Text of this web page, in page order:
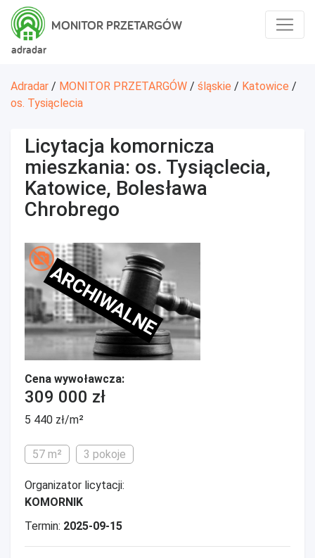
adradar
MONITOR PRZETARGÓW
Adradar / MONITOR PRZETARGÓW / śląskie / Katowice /
os. Tysiąclecia
Licytacja komornicza
mieszkania: os. Tysiąclecia,
Katowice, Bolesława
Chrobrego
ARCHIWALNE
Cena wywoławcza:
309 000 zł
5 440 zł/m²
57 m² 3 pokoje
Organizator licytacji:
KOMORNIK
Termin: 2025-09-15